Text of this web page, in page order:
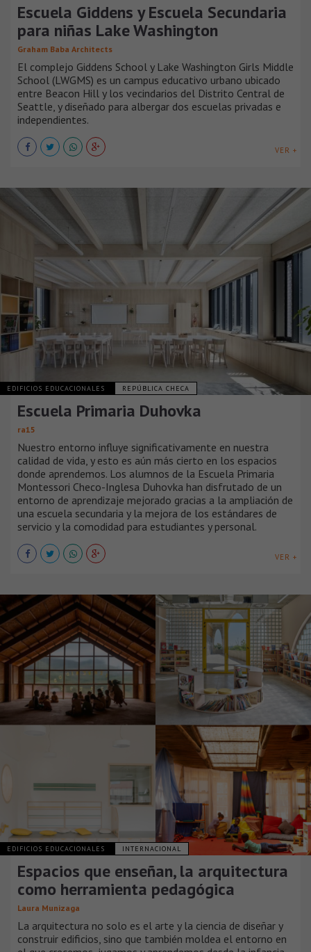
Escuela Giddens y Escuela Secundaria
para niñas Lake Washington
Graham Baba Architects
El complejo Giddens School y Lake Washington Girls Middle
School (LWGMS) es un campus educativo urbano ubicado
entre Beacon Hill y los vecindarios del Distrito Central de
Seattle, y diseñado para albergar dos escuelas privadas e
independientes.
VER +
EDIFICIOS EDUCACIONALES REPÚBLICA CHECA
Escuela Primaria Duhovka
ra15
Nuestro entorno influye significativamente en nuestra
calidad de vida, y esto es aún más cierto en los espacios
donde aprendemos. Los alumnos de la Escuela Primaria
Montessori Checo-Inglesa Duhovka han disfrutado de un
entorno de aprendizaje mejorado gracias a la ampliación de
una escuela secundaria y la mejora de los estándares de
servicio y la comodidad para estudiantes y personal.
VER +
EDIFICIOS EDUCACIONALES INTERNACIONAL
Espacios que enseñan, la arquitectura
como herramienta pedagógica
Laura Munizaga
La arquitectura no solo es el arte y la ciencia de diseñar y
construir edificios, sino que también moldea el entorno en